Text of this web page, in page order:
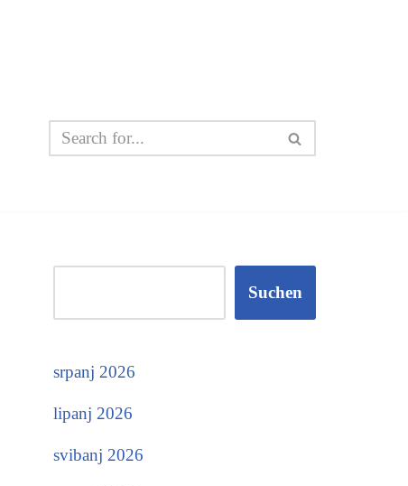
Suchen
srpanj 2026
lipanj 2026
svibanj 2026